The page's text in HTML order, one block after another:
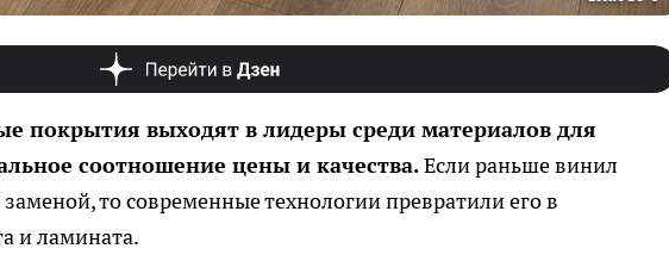
покрытия выходят в лидеры среди материалов для
соотношение цены и качества.Если раньше винил
то современные технологии превратили его в
и ламината.